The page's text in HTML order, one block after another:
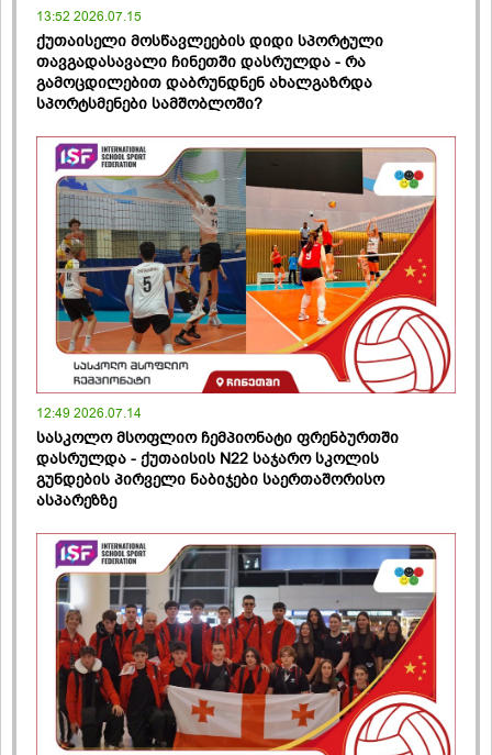
13:52 2026.07.15
ქუთაისელი მოსწავლეების დიდი სპორტული
თავგადასავალი ჩინეთში დასრულდა - რა
გამოცდილებით დაბრუნდნენ ახალგაზრდა
სპორტსმენები სამშობლოში?
12:49 2026.07.14
სასკოლო მსოფლიო ჩემპიონატი ფრენბურთში
დასრულდა - ქუთაისის N22 საჯარო სკოლის
გუნდების პირველი ნაბიჯები საერთაშორისო
ასპარეზზე